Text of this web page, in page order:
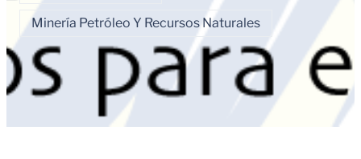
Minería Petróleo Y Recursos Naturales